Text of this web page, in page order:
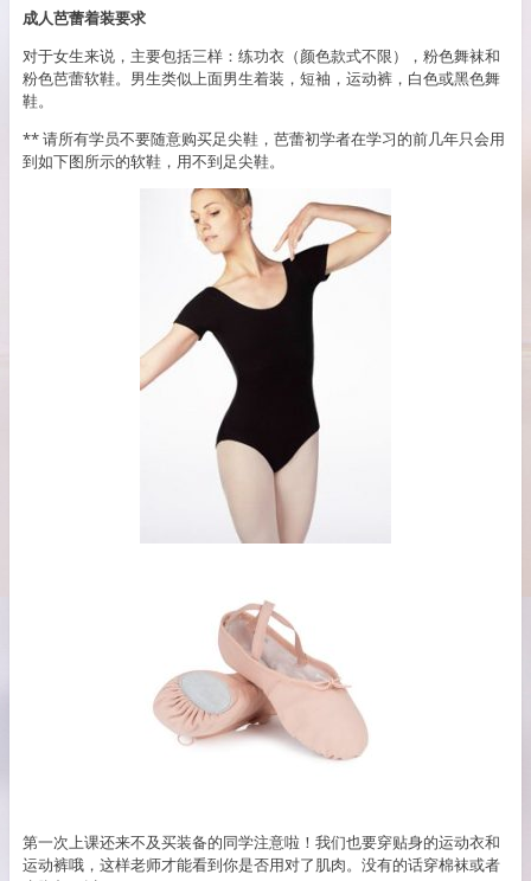
成人芭蕾着装要求
对于女生来说，主要包括三样：练功衣（颜色款式不限），粉色舞袜和
粉色芭蕾软鞋。男生类似上面男生着装，短袖，运动裤，白色或黑色舞
鞋。
** 请所有学员不要随意购买足尖鞋，芭蕾初学者在学习的前几年只会用
到如下图所示的软鞋，用不到足尖鞋。
第一次上课还来不及买装备的同学注意啦！我们也要穿贴身的运动衣和
运动裤哦，这样老师才能看到你是否用对了肌肉。没有的话穿棉袜或者